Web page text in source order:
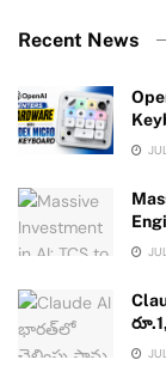
Recent News